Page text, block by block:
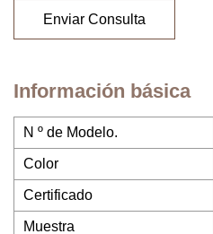
Enviar Consulta
Información básica
N º de Modelo.
Color
Certificado
Muestra